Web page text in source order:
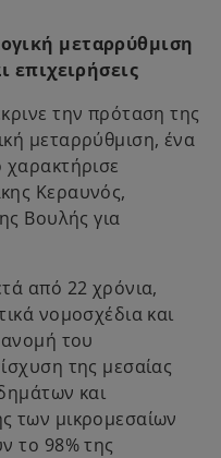
μεταρρύθμιση
επιχειρήσεις
την πρόταση της
μεταρρύθμιση, ένα
Κεραυνός,
Βουλής για
από 22 χρόνια,
νομοσχέδια και
του
της μεσαίας
και
των μικρομεσαίων
το 98% της